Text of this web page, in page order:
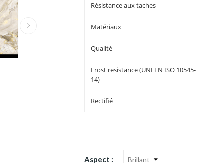
Résistance aux taches
Matériaux
Qualité
Frost resistance (UNI EN ISO 10545-
14)
Rectifié
Aspect :